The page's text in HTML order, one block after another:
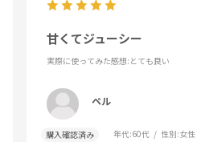
甘くてジューシー
実際に使ってみた感想:とても良い
ペル
購入確認済み 年代:60代 性別:女性